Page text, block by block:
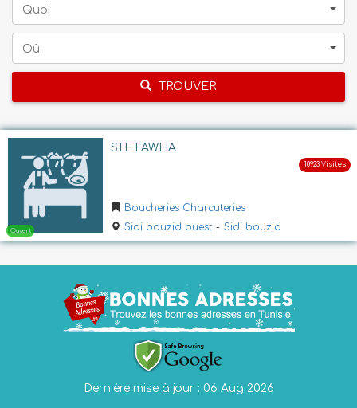
Quoi
Oû
TROUVER
STE FAWHA
Boucheries Charcuteries
Sidi bouzid ouest - Sidi bouzid
Dernière mise à jour : 06 Aug 2026